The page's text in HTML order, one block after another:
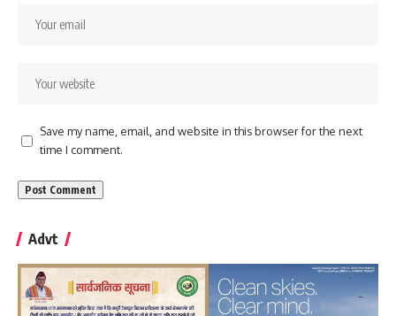
Save my name, email, and website in this browser for the next
time I comment.
Advt